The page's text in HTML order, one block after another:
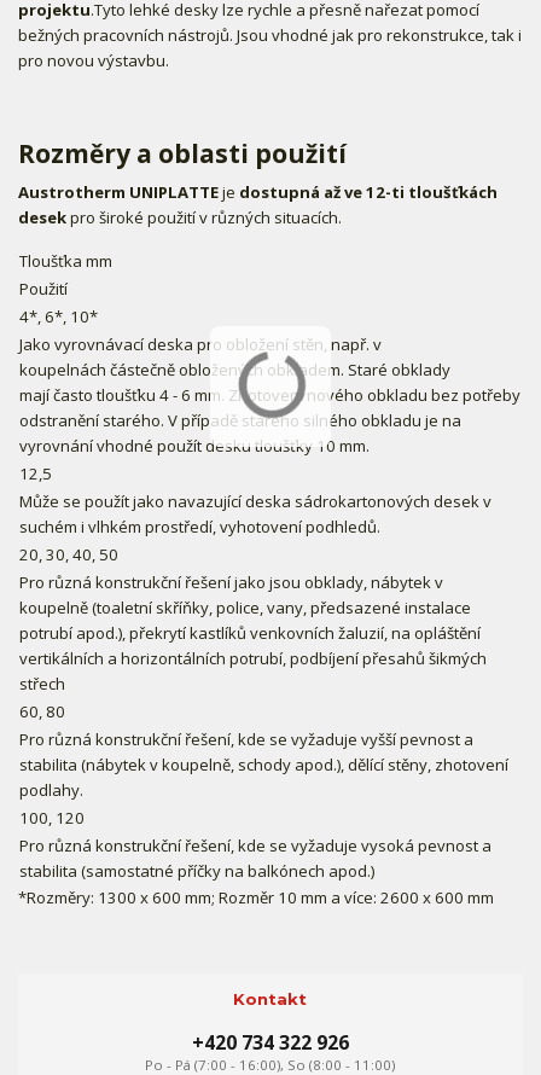
projektu.Tyto lehké desky lze rychle a přesně nařezat pomocí
bežných pracovních nástrojů. Jsou vhodné jak pro rekonstrukce, tak i
pro novou výstavbu.
Rozměry a oblasti použití
Austrotherm UNIPLATTEje dostupná až ve 12-ti tloušťkách
desekpro široké použití v různých situacích.
Tloušťka mm
Použití
4*, 6*, 10*
Jako vyrovnávací deska pro obložení stěn, např. v
koupelnách částečně obložených obkladem. Staré obklady
mají často tloušťku 4 - 6 mm. Zhotovení nového obkladu bez potřeby
odstranění starého. V případě starého silného obkladu je na
vyrovnání vhodné použít desku tloušťky 10 mm.
12,5
Může se použít jako navazující deska sádrokartonových desek v
suchém i vlhkém prostředí, vyhotovení podhledů.
20, 30, 40, 50
Pro různá konstrukční řešení jako jsou obklady, nábytek v
koupelně (toaletní skříňky, police, vany, předsazené instalace
potrubí apod.), překrytí kastlíků venkovních žaluzií, na opláštění
vertikálních a horizontálních potrubí, podbíjení přesahů šikmých
střech
60, 80
Pro různá konstrukční řešení, kde se vyžaduje vyšší pevnost a
stabilita (nábytek v koupelně, schody apod.), dělící stěny, zhotovení
podlahy.
100, 120
Pro různá konstrukční řešení, kde se vyžaduje vysoká pevnost a
stabilita (samostatné příčky na balkónech apod.)
*Rozměry: 1300 x 600 mm; Rozměr 10 mm a více: 2600 x 600 mm
Kontakt
+420 734 322 926
Po - Pá (7:00 - 16:00), So (8:00 - 11:00)